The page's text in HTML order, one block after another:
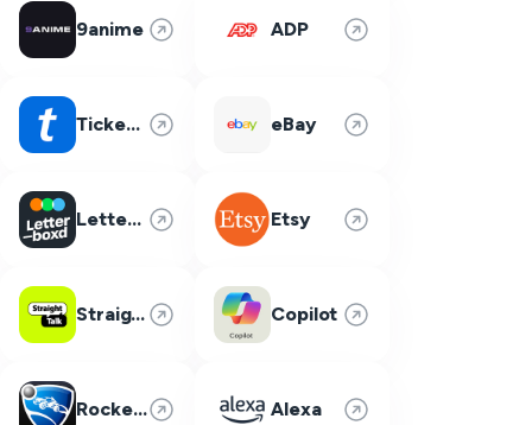
9anime ADP
Ticketmaster eBay
Letterboxd Etsy
Straight Talk Copilot
Rocket League Alexa